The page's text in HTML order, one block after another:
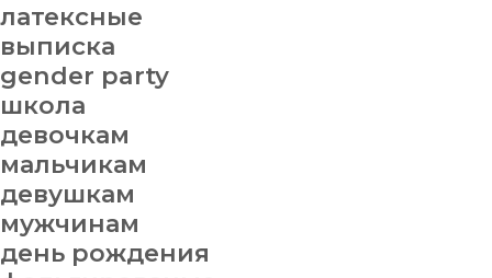
латексные
выписка
gender party
школа
девочкам
мальчикам
девушкам
мужчинам
день рождения